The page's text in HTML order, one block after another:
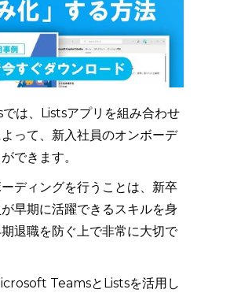
は、Listsアプリを組み合わせ
って、新入社員のオンボーデ
できます。
ディングを行うことは、新卒
早期に活躍できるスキルを身
退職を防ぐ上で非常に大切で
TeamsとListsを活用し